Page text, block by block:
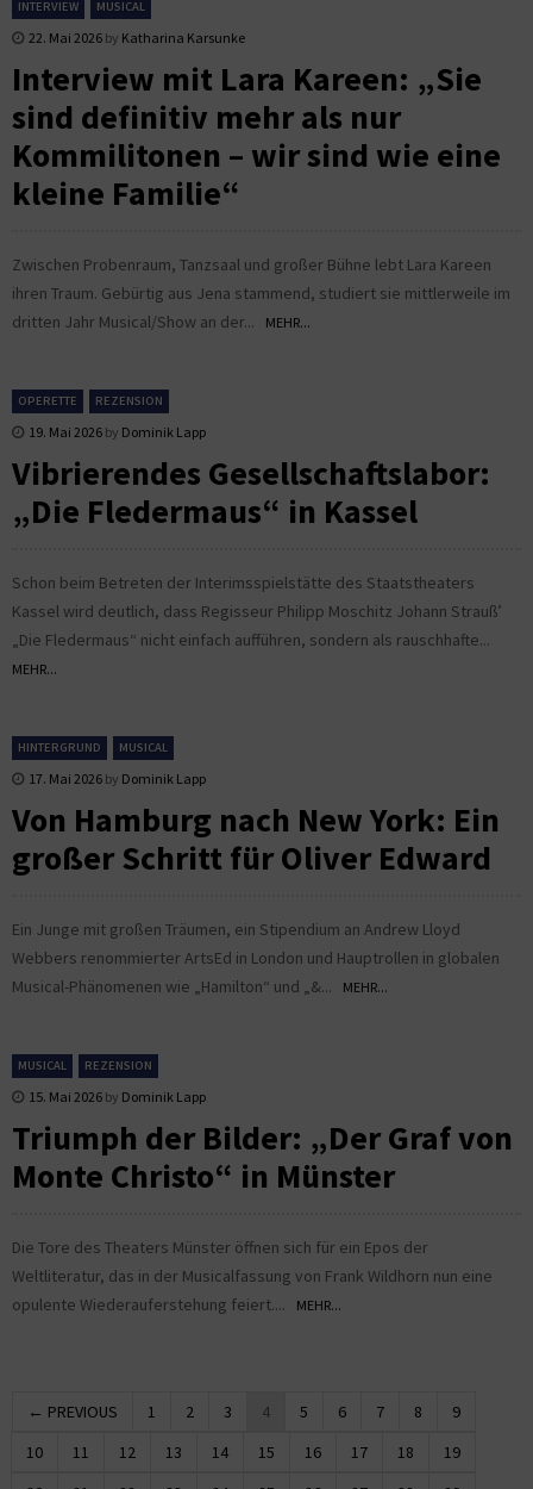
INTERVIEW MUSICAL
22. Mai 2026 by Katharina Karsunke
Interview mit Lara Kareen: „Sie
sind definitiv mehr als nur
Kommilitonen – wir sind wie eine
kleine Familie“
Zwischen Probenraum, Tanzsaal und großer Bühne lebt Lara Kareen
ihren Traum. Gebürtig aus Jena stammend, studiert sie mittlerweile im
dritten Jahr Musical/Show an der...
MEHR...
OPERETTE REZENSION
19. Mai 2026 by Dominik Lapp
Vibrierendes Gesellschaftslabor:
„Die Fledermaus“ in Kassel
Schon beim Betreten der Interimsspielstätte des Staatstheaters
Kassel wird deutlich, dass Regisseur Philipp Moschitz Johann Strauß’
„Die Fledermaus“ nicht einfach aufführen, sondern als rauschhafte...
MEHR...
HINTERGRUND MUSICAL
17. Mai 2026 by Dominik Lapp
Von Hamburg nach New York: Ein
großer Schritt für Oliver Edward
Ein Junge mit großen Träumen, ein Stipendium an Andrew Lloyd
Webbers renommierter ArtsEd in London und Hauptrollen in globalen
Musical-Phänomenen wie „Hamilton“ und „&...
MEHR...
MUSICAL REZENSION
15. Mai 2026 by Dominik Lapp
Triumph der Bilder: „Der Graf von
Monte Christo“ in Münster
Die Tore des Theaters Münster öffnen sich für ein Epos der
Weltliteratur, das in der Musicalfassung von Frank Wildhorn nun eine
opulente Wiederauferstehung feiert....
MEHR...
← PREVIOUS 1 2 3 4 5 6 7 8
9
10
11 12 13 14 15 16 17 18
19